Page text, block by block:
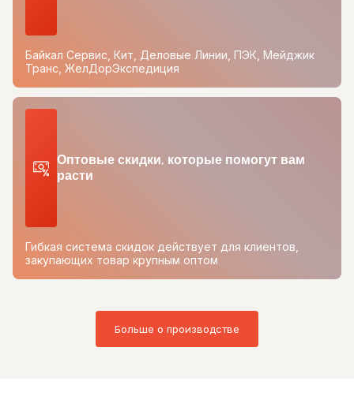
Байкал Сервис, Кит, Деловые Линии, ПЭК, Мейджик
Транс, ЖелДорЭкспедиция
Оптовые скидки, которые помогут вам
расти
Гибкая система скидок действует для клиентов,
закупающих товар крупным оптом
Больше о производстве